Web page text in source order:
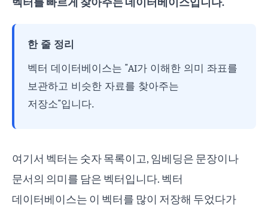
한 줄 정리
벡터 데이터베이스는 "AI가 이해한 의미 좌표를
보관하고 비슷한 자료를 찾아주는
저장소"입니다.
여기서 벡터는 숫자 목록이고, 임베딩은 문장이나
문서의 의미를 담은 벡터입니다. 벡터
데이터베이스는 이 벡터를 많이 저장해 두었다가